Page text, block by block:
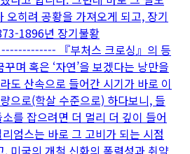
오히려 공황을 가져오게 되고, 장기
1896년 장기불황
『부처스 크로싱』의 등
며 혹은 ‘자연’을 보겠다는 낭만을
도 산속으로 들어간 시기가 바로 이
으로(학살 수준으로) 하다보니, 들
를 잡으려면 더 멀리 더 깊이 들어
엄스는 바로 그 고비가 되는 시점
미국의 개척 신화의 폭력성과 취약